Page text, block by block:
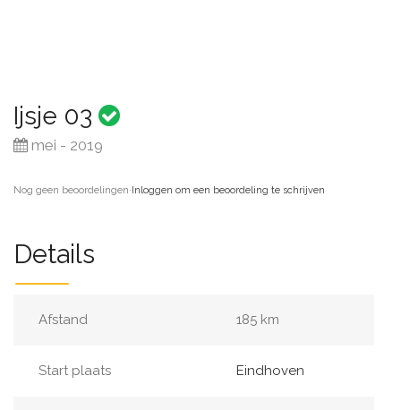
Ijsje 03
mei - 2019
Nog geen beoordelingen·Inloggen om een beoordeling te schrijven
Details
Afstand 185 km
Start plaats Eindhoven